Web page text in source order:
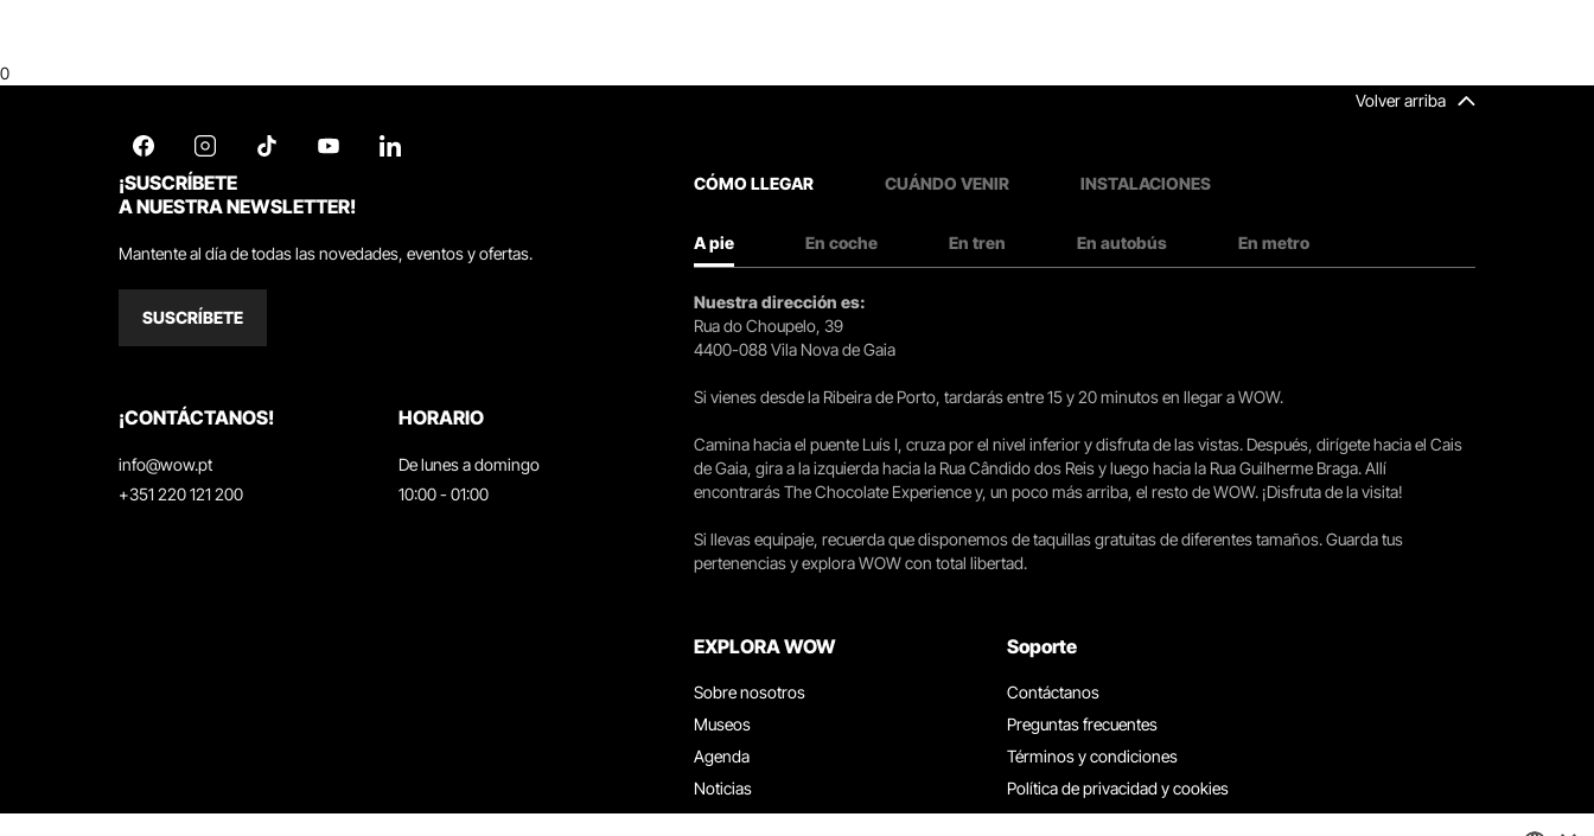
0
Volver arriba
¡SUSCRÍBETE
A NUESTRA NEWSLETTER!
Mantente al día de todas las novedades, eventos y ofertas.
SUSCRÍBETE
¡CONTÁCTANOS!
info@wow.pt
+351 220 121 200
HORARIO
De lunes a domingo
10:00 - 01:00
CÓMO LLEGAR CUÁNDO VENIR INSTALACIONES
A pie En coche En tren En autobús En metro
Nuestra dirección es:
Rua do Choupelo, 39
4400-088 Vila Nova de Gaia
Si vienes desde la Ribeira de Porto, tardarás entre 15 y 20 minutos en llegar a WOW.
Camina hacia el puente Luís I, cruza por el nivel inferior y disfruta de las vistas. Después, dirígete hacia el Cais
de Gaia, gira a la izquierda hacia la Rua Cândido dos Reis y luego hacia la Rua Guilherme Braga. Allí
encontrarás The Chocolate Experience y, un poco más arriba, el resto de WOW. ¡Disfruta de la visita!
Si llevas equipaje, recuerda que disponemos de taquillas gratuitas de diferentes tamaños. Guarda tus
pertenencias y explora WOW con total libertad.
EXPLORA WOW
Sobre nosotros
Museos
Agenda
Noticias
Restaurantes
Soporte
Contáctanos
Preguntas frecuentes
Términos y condiciones
Política de privacidad y cookies
Trabaja con nosotros